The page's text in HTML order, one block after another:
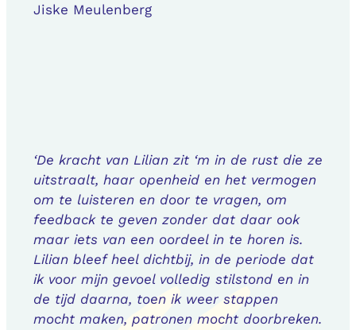
Jiske Meulenberg
‘De kracht van Lilian zit ‘m in de rust die ze
uitstraalt, haar openheid en het vermogen
om te luisteren en door te vragen, om
feedback te geven zonder dat daar ook
maar iets van een oordeel in te horen is.
Lilian bleef heel dichtbij, in de periode dat
ik voor mijn gevoel volledig stilstond en in
de tijd daarna, toen ik weer stappen
mocht maken, patronen mocht doorbreken.